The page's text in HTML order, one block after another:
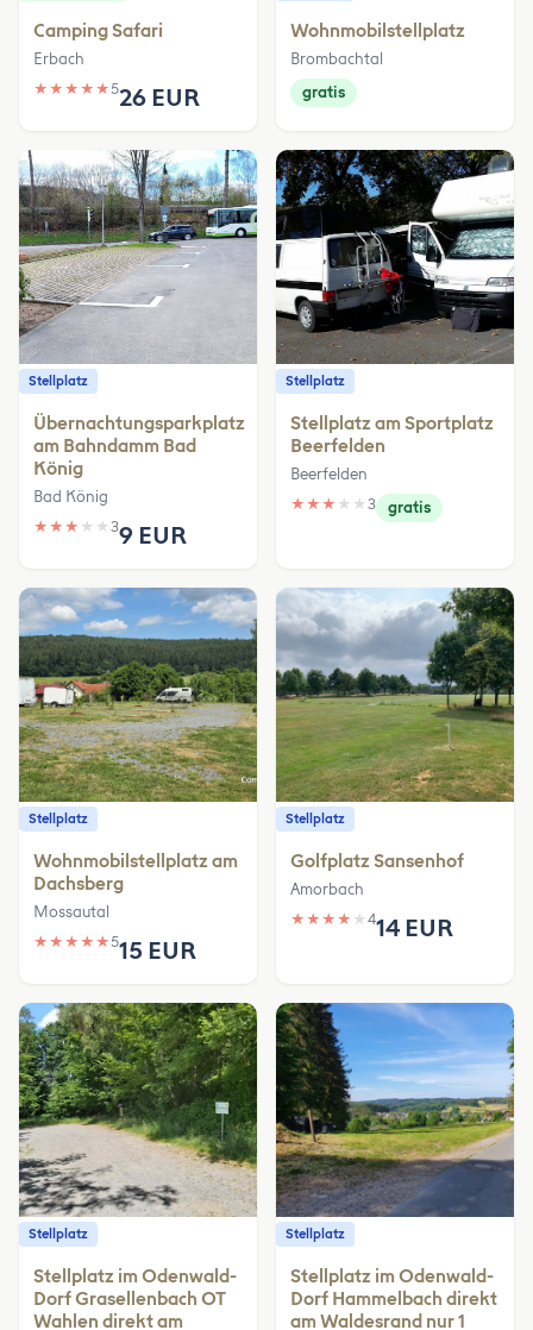
Camping Safari
Erbach
★ ★ ★ ★ ★526 EUR
Wohnmobilstellplatz
Brombachtal
gratis
Stellplatz
Übernachtungsparkplatz
am Bahndamm Bad
König
Bad König
★ ★ ★ ★ ★ 39 EUR
Stellplatz
Stellplatz am Sportplatz
Beerfelden
Beerfelden
★ ★ ★ ★ ★ 3 gratis
Stellplatz
Wohnmobilstellplatz am
Dachsberg
Mossautal
★ ★ ★ ★ ★515 EUR
Stellplatz
Golfplatz Sansenhof
Amorbach
★ ★ ★ ★ ★ 414 EUR
Stellplatz
Stellplatz im Odenwald-
Dorf Grasellenbach OT
Wahlen direkt am
Stellplatz
Stellplatz im Odenwald-
Dorf Hammelbach direkt
am Waldesrand nur 1